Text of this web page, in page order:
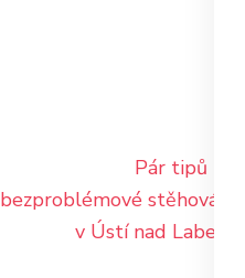
Pár tipů na
bezproblémové stěhování
v Ústí nad Labem